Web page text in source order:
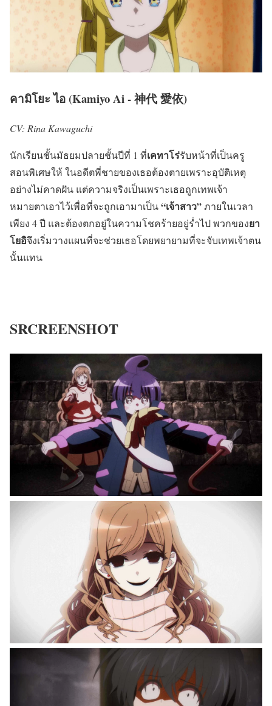
คามิโยะ ไอ (Kamiyo Ai - 神代 愛依)
CV: Rina Kawaguchi
นักเรียนชั้นมัธยมปลายชั้นปีที่ 1 ที่เคทาโร่รับหน้าที่เป็นครู
สอนพิเศษให้ ในอดีตพี่ชายของเธอต้องตายเพราะอุบัติเหตุ
อย่างไม่คาดฝัน แต่ความจริงเป็นเพราะเธอถูกเทพเจ้า
หมายตาเอาไว้เพื่อที่จะถูกเอามาเป็น“เจ้าสาว”ภายในเวลา
เพียง 4 ปี และต้องตกอยู่ในความโชคร้ายอยู่ร่ำไป พวกของยา
โยอิจึงเริ่มวางแผนที่จะช่วยเธอโดยพยายามที่จะจับเทพเจ้าตน
นั้นแทน
SRCREENSHOT